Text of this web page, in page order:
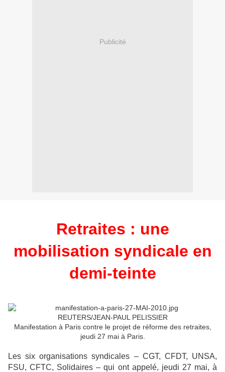
Publicité
Retraites : une
mobilisation syndicale en
demi-teinte
REUTERS/JEAN-PAUL PELISSIER
Manifestation à Paris contre le projet de réforme des retraites,
jeudi 27 mai à Paris.
Les six organisations syndicales – CGT, CFDT, UNSA,
FSU, CFTC, Solidaires – qui ont appelé, jeudi 27 mai, à